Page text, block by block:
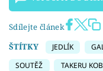
Sdílejte článek
ŠTÍTKY
JEDLÍK
SOUTĚŽ
TAKERU